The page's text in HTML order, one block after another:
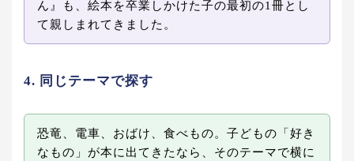
ん』も、絵本を卒業しかけた子の最初の1冊とし
て親しまれてきました。
4. 同じテーマで探す
恐竜、電車、おばけ、食べもの。子どもの「好き
なもの」が本に出てきたなら、そのテーマで横に